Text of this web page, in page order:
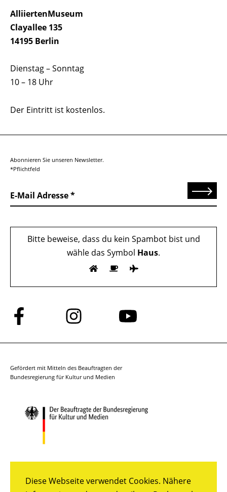
Diese Webseite verwendet Cookies. Nähere
AlliiertenMuseum
Clayallee 135
14195 Berlin
Dienstag – Sonntag
10 – 18 Uhr
Der Eintritt ist kostenlos.
Abonnieren Sie unseren Newsletter.
*Pflichtfeld
E-Mail Adresse Senden
Bitte beweise, dass du kein Spambot bist und
wähle das Symbol Haus.
Folge
uns
auf
Folge
uns
auf
Folge
auf
Gefördert mit Mitteln des Beauftragten der
Bundesregierung für Kultur und Medien